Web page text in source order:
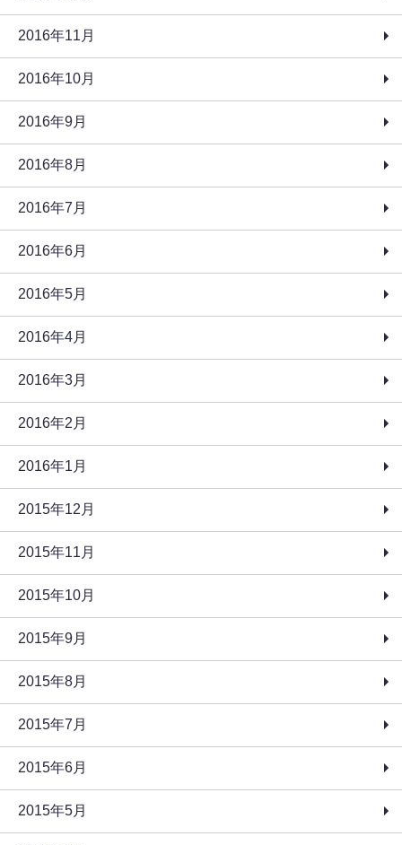
2016年11月
2016年10月
2016年9月
2016年8月
2016年7月
2016年6月
2016年5月
2016年4月
2016年3月
2016年2月
2016年1月
2015年12月
2015年11月
2015年10月
2015年9月
2015年8月
2015年7月
2015年6月
2015年5月